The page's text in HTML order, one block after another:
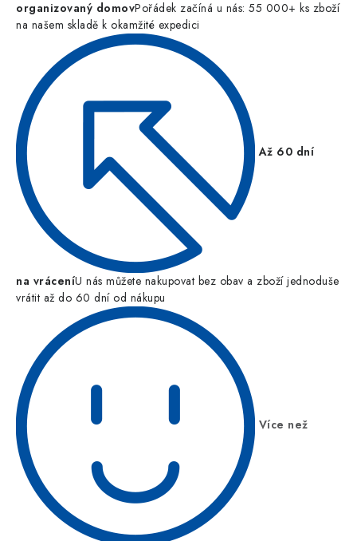
organizovaný domovPořádek začíná u nás: 55 000+ ks zboží
na našem skladě k okamžité expedici
Až 60 dní
na vráceníU nás můžete nakupovat bez obav a zboží jednoduše
vrátit až do 60 dní od nákupu
Více než